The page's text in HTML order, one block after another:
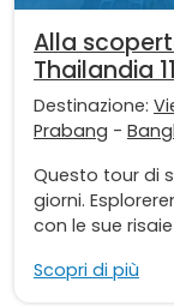
Alla
Thailandia
Destinazione:
Prabang -
Questo tour di
giorni.
con le sue
Scopri di più